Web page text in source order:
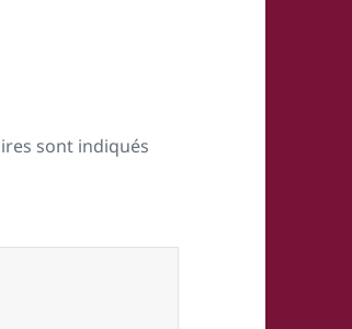
sont indiqués